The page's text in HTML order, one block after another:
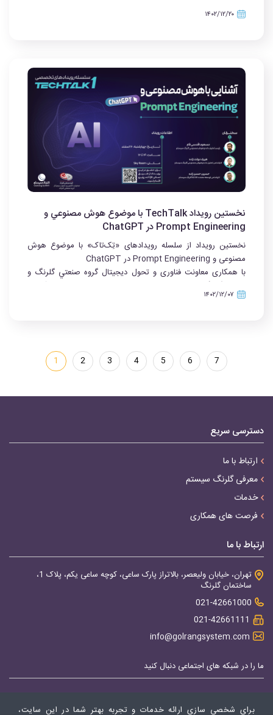
۱۴۰۲/۱۲/۲۰
نخستين رويداد TechTalk با موضوع هوش مصنوعي و
Prompt Engineering در ChatGPT
نخستين رويداد از سلسله‌ رويدادهای «تِک‌تاک» با موضوع هوش
مصنوعی و Prompt Engineering در ChatGPT
با همکاری معاونت فناوری و تحول ديجيتال گروه صنعتي گلرنگ و
شرکت گلرنگ سيستم شانزدهم اسفند از ساعت ۱۴ تا ۱۶صورت آنلاین
برگزار می‌شود.
۱۴۰۲/۱۲/۰۷
1 2 3 4 5 6 7
دسترسی سریع
ارتباط با ما
معرفی گلرنگ سیستم
خدمات
فرصت های همکاری
ارتباط با ما
تهران، خیابان ولیعصر، بالاتراز پارک ساعی، کوچه ساعی یکم، پلاک 1،
ساختمان گلرنگ
021-42661000
021-42661111
info@golrangsystem.com
ما را در شبکه های اجتماعی دنبال کنید
برای شخصی سازی ارائه خدمات و تجربه بهتر شما در این سایت،